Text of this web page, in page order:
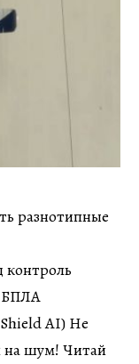
разнотипные
AI) Не
на шум! Читай